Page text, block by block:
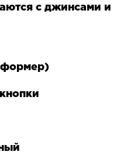
с джинсами и